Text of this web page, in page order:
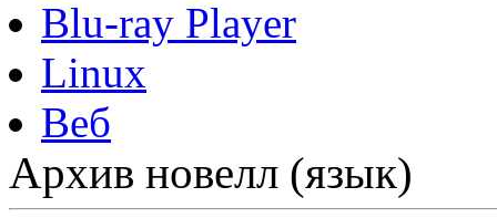
Blu-ray Player
Linux
Веб
Архив новелл (язык)